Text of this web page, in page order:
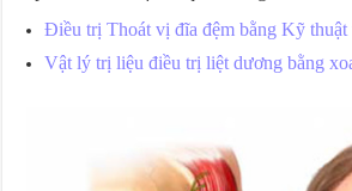
Điều trị Thoát vị đĩa đệm bằng Kỹ
Vật lý trị liệu điều trị liệt dương bằng